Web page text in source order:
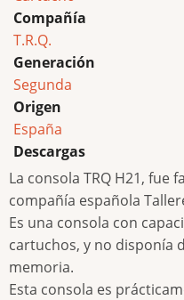
Compañía
T.R.Q.
Generación
Segunda
Origen
España
Descargas
La consola TRQ H21, fue
compañía española
Es una consola con
cartuchos, y no disponía
memoria.
Esta consola es